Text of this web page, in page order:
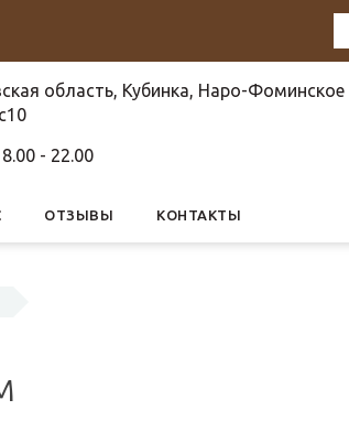
область, Кубинка, Наро-Фоминское
- 22.00
ОТЗЫВЫ КОНТАКТЫ